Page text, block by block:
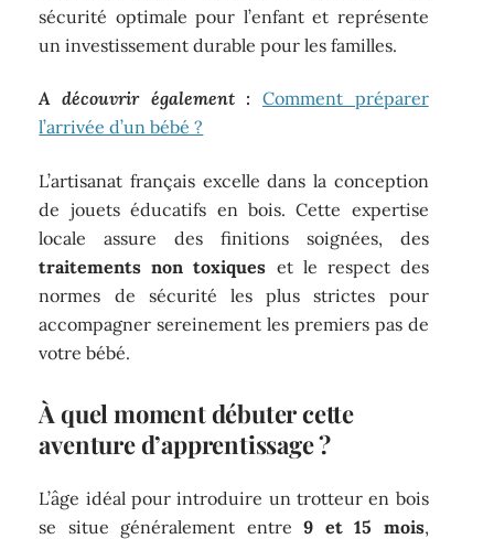
sécurité optimale pour l’enfant et représente
un investissement durable pour les familles.
A découvrir également : Comment préparer
l’arrivée d’un bébé ?
L’artisanat français excelle dans la conception
de jouets éducatifs en bois. Cette expertise
locale assure des finitions soignées, des
traitements non toxiques et le respect des
normes de sécurité les plus strictes pour
accompagner sereinement les premiers pas de
votre bébé.
À quel moment débuter cette
aventure d’apprentissage ?
L’âge idéal pour introduire un trotteur en bois
se situe généralement entre9 et 15 mois,